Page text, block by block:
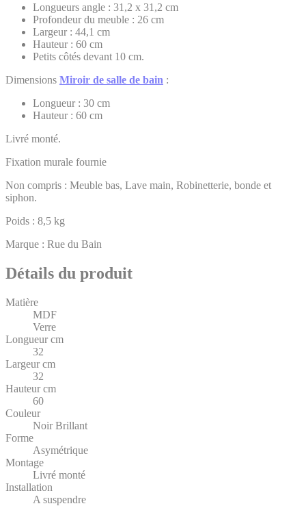
Longueurs angle : 31,2 x 31,2 cm
Profondeur du meuble : 26 cm
Largeur : 44,1 cm
Hauteur : 60 cm
Petits côtés devant 10 cm.
Dimensions Miroir de salle de bain :
Longueur : 30 cm
Hauteur : 60 cm
Livré monté.
Fixation murale fournie
Non compris : Meuble bas, Lave main, Robinetterie, bonde et
siphon.
Poids : 8,5 kg
Marque : Rue du Bain
Détails du produit
Matière
MDF
Verre
Longueur cm
32
Largeur cm
32
Hauteur cm
60
Couleur
Noir Brillant
Forme
Asymétrique
Montage
Livré monté
Installation
A suspendre